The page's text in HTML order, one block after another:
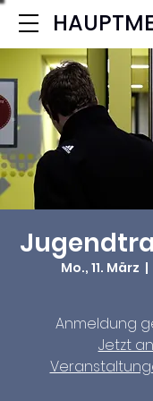
Mo., 11. März
  |
Anmeldung
Jetzt